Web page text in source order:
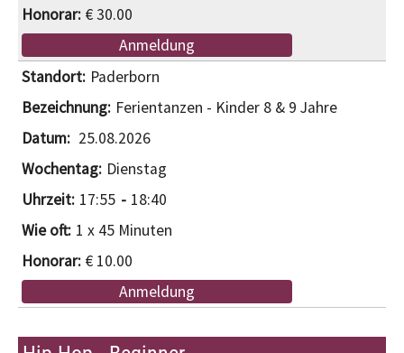
€ 30.00
Anmeldung
Paderborn
Ferientanzen - Kinder 8 & 9 Jahre
25.08.2026
Dienstag
17:55
18:40
1 x 45 Minuten
€ 10.00
Anmeldung